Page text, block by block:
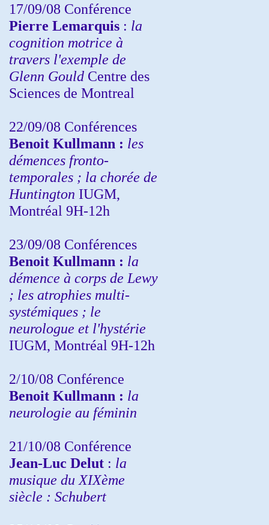
17/09/08 Conférence
Pierre Lemarquis : la
cognition motrice à
travers l'exemple de
Glenn Gould Centre des
Sciences de Montreal
22/09/08 Conférences
Benoit Kullmann : les
démences fronto-
temporales ; la chorée de
Huntington IUGM,
Montréal 9H-12h
23/09/08 Conférences
Benoit Kullmann : la
démence à corps de Lewy
; les atrophies multi-
systémiques ; le
neurologue et l'hystérie
IUGM, Montréal 9H-12h
2/10/08 Conférence
Benoit Kullmann : la
neurologie au féminin
21/10/08 Conférence
Jean-Luc Delut : la
musique du XIXème
siècle : Schubert